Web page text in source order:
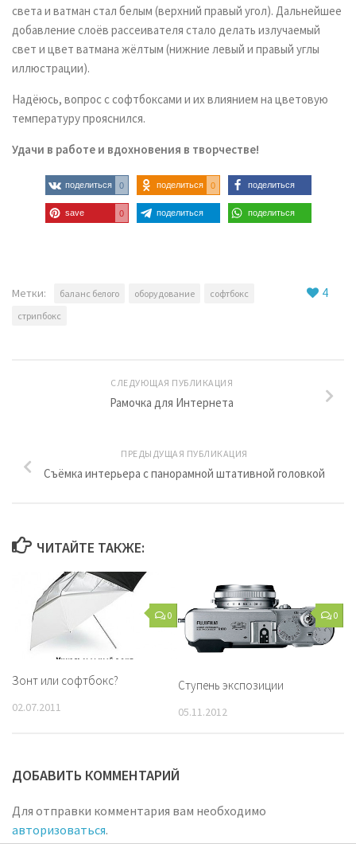
света и ватман стал белым (верхний правый угол). Дальнейшее
добавление слоёв рассеивателя стало делать излучаемый
свет и цвет ватмана жёлтым (нижние левый и правый углы
иллюстрации).
Надёюсь, вопрос с софтбоксами и их влиянием на цветовую
температуру прояснился.
Удачи в работе и вдохновения в творчестве!
поделиться 0 поделиться 0 поделиться
save 0 поделиться поделиться
4
Метки: баланс белого оборудование
софтбокс
стрипбокс
СЛЕДУЮЩАЯ ПУБЛИКАЦИЯ
Рамочка для Интернета
ПРЕДЫДУЩАЯ ПУБЛИКАЦИЯ
Съёмка интерьера с панорамной штативной головкой
ЧИТАЙТЕ ТАКЖЕ:
0
Зонт или софтбокс?
02.07.2011
0
Ступень экспозиции
05.11.2012
ДОБАВИТЬ КОММЕНТАРИЙ
Для отправки комментария вам необходимо
авторизоваться.